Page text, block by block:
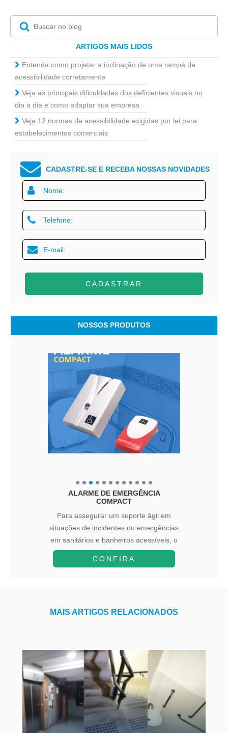
ARTIGOS MAIS LIDOS
Entenda como projetar a inclinação de uma rampa de
acessibilidade corretamente
Veja as principais dificuldades dos deficientes visuais no
dia a dia e como adaptar sua empresa
Veja 12 normas de acessibilidade exigidas por lei para
estabelecimentos comerciais
CADASTRE-SE E RECEBA NOSSAS NOVIDADES
CADASTRAR
NOSSOS PRODUTOS
ALARME DE EMERGÊNCIA
COMPACT
Para assegurar um suporte ágil em
situações de incidentes ou emergências
em sanitários e banheiros acessíveis, o
A...
CONFIRA
MAIS ARTIGOS RELACIONADOS